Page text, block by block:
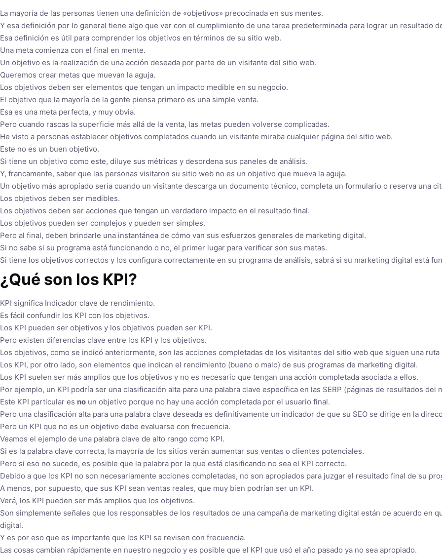
La mayoría de las personas tienen una definición de «objetivos» precocinada en sus mentes.
Y esa definición por lo general tiene algo que ver con el cumplimiento de una tarea predeterminada para lograr un resultado
Esa definición es útil para comprender los objetivos en términos de su sitio web.
Una meta comienza con el final en mente.
Un objetivo es la realización de una acción deseada por parte de un visitante del sitio web.
Queremos crear metas que muevan la aguja.
Los objetivos deben ser elementos que tengan un impacto medible en su negocio.
El objetivo que la mayoría de la gente piensa primero es una simple venta.
Esa es una meta perfecta, y muy obvia.
Pero cuando rascas la superficie más allá de la venta, las metas pueden volverse complicadas.
He visto a personas establecer objetivos completados cuando un visitante miraba cualquier página del sitio web.
Este no es un buen objetivo.
Si tiene un objetivo como este, diluye sus métricas y desordena sus paneles de análisis.
Y, francamente, saber que las personas visitaron su sitio web no es un objetivo que mueva la aguja.
Un objetivo más apropiado sería cuando un visitante descarga un documento técnico, completa un formulario o reserva una
Los objetivos deben ser medibles.
Los objetivos deben ser acciones que tengan un verdadero impacto en el resultado final.
Los objetivos pueden ser complejos y pueden ser simples.
Pero al final, deben brindarle una instantánea de cómo van sus esfuerzos generales de marketing digital.
Si no sabe si su programa está funcionando o no, el primer lugar para verificar son sus metas.
Si tiene los objetivos correctos y los configura correctamente en su programa de análisis, sabrá si su marketing digital está
¿Qué son los KPI?
KPI significa Indicador clave de rendimiento.
Es fácil confundir los KPI con los objetivos.
Los KPI pueden ser objetivos y los objetivos pueden ser KPI.
Pero existen diferencias clave entre los KPI y los objetivos.
Los objetivos, como se indicó anteriormente, son las acciones completadas de los visitantes del sitio web que siguen una
Los KPI, por otro lado, son elementos que indican el rendimiento (bueno o malo) de sus programas de marketing digital.
Los KPI suelen ser más amplios que los objetivos y no es necesario que tengan una acción completada asociada a ellos.
Por ejemplo, un KPI podría ser una clasificación alta para una palabra clave específica en las SERP (páginas de resultados del
Este KPI particular es no un objetivo porque no hay una acción completada por el usuario final.
Pero una clasificación alta para una palabra clave deseada es definitivamente un indicador de que su SEO se dirige en la
Pero un KPI que no es un objetivo debe evaluarse con frecuencia.
Veamos el ejemplo de una palabra clave de alto rango como KPI.
Si es la palabra clave correcta, la mayoría de los sitios verán aumentar sus ventas o clientes potenciales.
Pero si eso no sucede, es posible que la palabra por la que está clasificando no sea el KPI correcto.
Debido a que los KPI no son necesariamente acciones completadas, no son apropiados para juzgar el resultado final de su
A menos, por supuesto, que sus KPI sean ventas reales, que muy bien podrían ser un KPI.
Verá, los KPI pueden ser más amplios que los objetivos.
Son simplemente señales que los responsables de los resultados de una campaña de marketing digital están de acuerdo en
digital.
Y es por eso que es importante que los KPI se revisen con frecuencia.
Las cosas cambian rápidamente en nuestro negocio y es posible que el KPI que usó el año pasado ya no sea apropiado.